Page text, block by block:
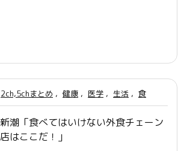
2ch,5chまとめ , 健康 , 医学 , 生活 , 食
新潮「食べてはいけない外食チェーン
店はここだ！」